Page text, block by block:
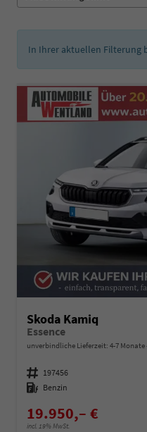
In Ihrer aktuellen Filterung
Skoda Kamiq
Essence
unverbindliche Lieferzeit: 4-7 Monate
Fahrzeugnummer 197456
Kraftstoff Benzin
19.950,– €
incl. 19% MwSt.